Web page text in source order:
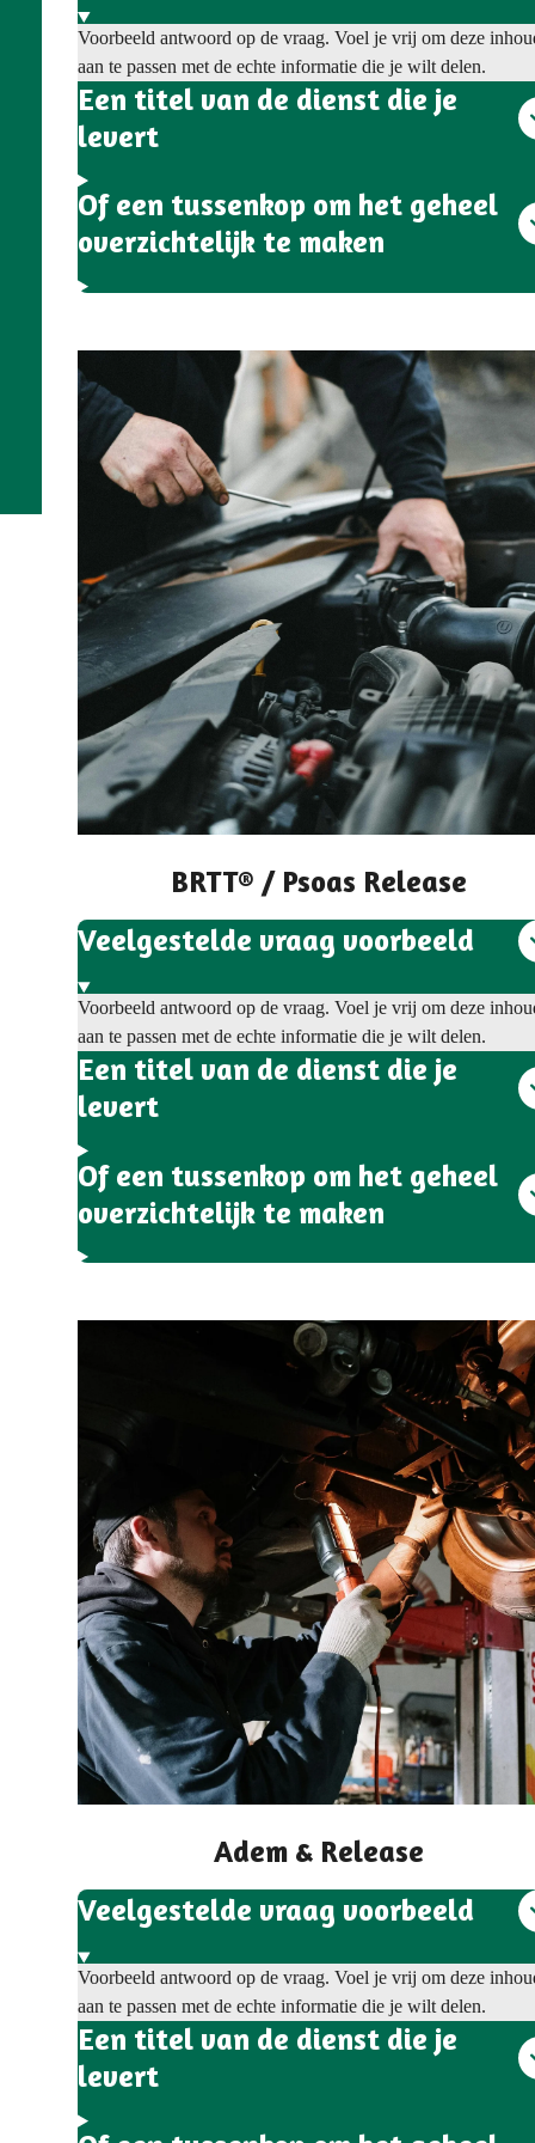
Voorbeeld antwoord op de vraag. Voel je vrij om deze
aan te passen met de echte informatie die je wilt delen.
Een titel van de dienst die je
levert
Of een tussenkop om het geheel
overzichtelijk te maken
BRTT® / Psoas Release
Veelgestelde vraag voorbeeld
Voorbeeld antwoord op de vraag. Voel je vrij om deze
aan te passen met de echte informatie die je wilt delen.
Een titel van de dienst die je
levert
Of een tussenkop om het geheel
overzichtelijk te maken
Adem & Release
Veelgestelde vraag voorbeeld
Voorbeeld antwoord op de vraag. Voel je vrij om deze
aan te passen met de echte informatie die je wilt delen.
Een titel van de dienst die je
levert